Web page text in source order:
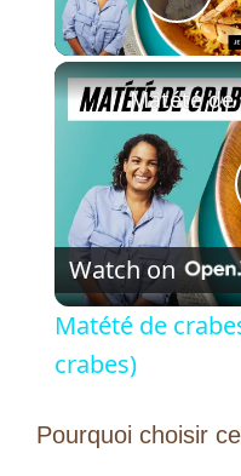
Watch on
Matété de
crabes)
Pourquoi choisir